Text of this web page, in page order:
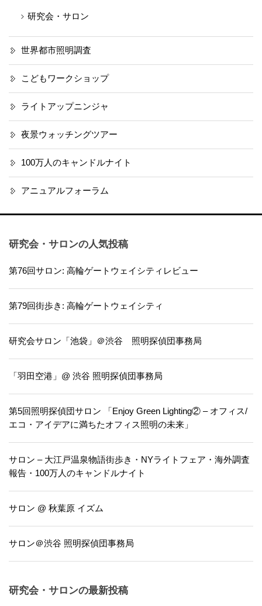
研究会・サロン
世界都市照明調査
こどもワークショップ
ライトアップニンジャ
夜景ウォッチングツアー
100万人のキャンドルナイト
アニュアルフォーラム
研究会・サロンの人気投稿
第76回サロン: 高輪ゲートウェイシティレビュー
第79回街歩き: 高輪ゲートウェイシティ
研究会サロン「池袋」＠渋谷 照明探偵団事務局
「羽田空港」@ 渋谷 照明探偵団事務局
第5回照明探偵団サロン 「Enjoy Green Lighting② – オフィス/
エコ・アイデアに満ちたオフィス照明の未来」
サロン – 大江戸温泉物語街歩き・NYライトフェア・海外調査
報告・100万人のキャンドルナイト
サロン @ 秋葉原 イズム
サロン＠渋谷 照明探偵団事務局
研究会・サロンの最新投稿